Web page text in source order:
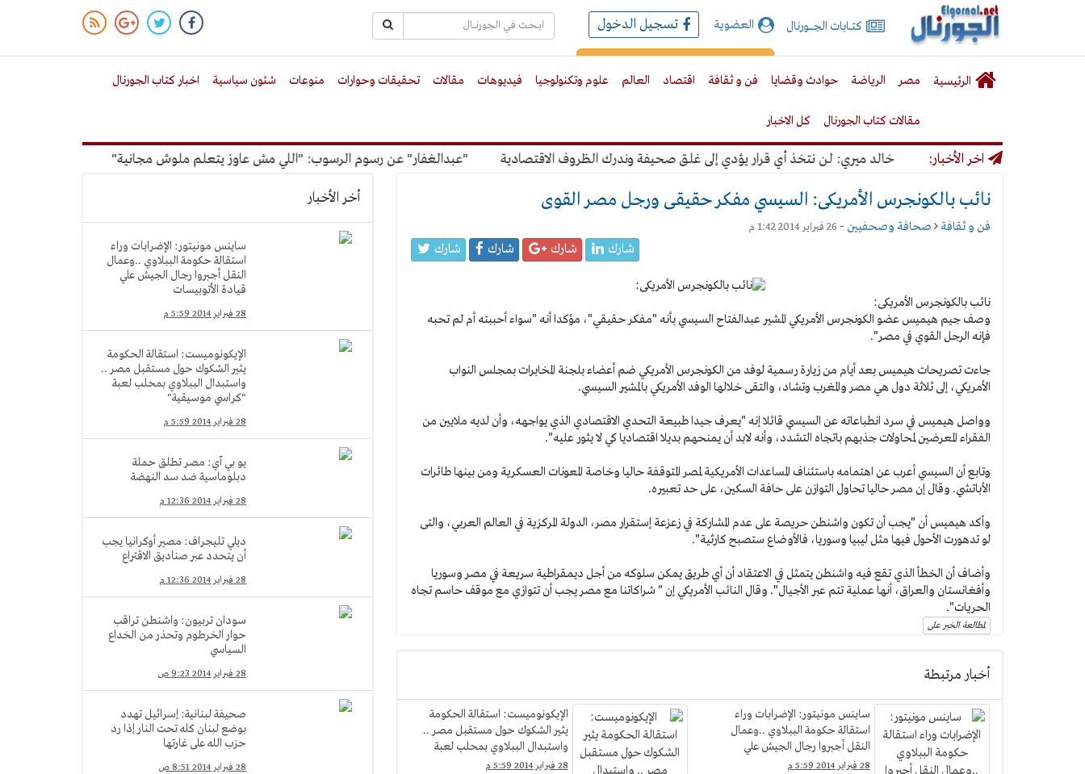
الجورنال
نت
كتـــابات الجـــــورنال العضوية تسجيل الدخول
الرئيسية مصر الرياضة حوادث وقضايا فن و ثقافة اقتصاد العالم علوم وتكنولوجيا فيديوهات مقالات تحقيقات وحوارات منوعات شئون سياسية اخبار كتاب الجورنال
مقالات كتاب الجورنال كل الاخبار
اخر الأخبار: خالد ميري: لن نتخذ أي قرار يؤدي إلى غلق صحيفة وندرك الظروف الاقتصادية "عبدالغفار" عن رسوم الرسوب: "اللي مش عاوز يتعلم ملوش مجانية"
نائب بالكونجرس الأمريكى: السيسي مفكر حقيقى ورجل مصر القوى
فن و ثقافة صحافة وصحفيين - 26 فبراير 2014 1:42 م
شارك شارك شارك شارك
نائب بالكونجرس الأمريكى:
وصف جيم هيميس عضو الكونجرس الأمريكي المشير عبدالفتاح السيسي بأنه "مفكر حقيقي"، مؤكدا أنه "سواء أحببته أم لم تحبه
فإنه الرجل القوي في مصر".
جاءت تصريحات هيميس بعد أيام من زيارة رسمية لوفد من الكونجرس الأمريكي ضم أعضاء بلجنة المخابرات بمجلس النواب
الأمريكي، إلى ثلاثة دول هي مصر والمغرب وتشاد، والتقى خلالها الوفد الأمريكي بالمشير السيسي.
وواصل هيميس في سرد انطباعاته عن السيسي قائلا إنه "يعرف جيدا طبيعة التحدي الاقتصادي الذي يواجهه، وأن لديه ملايين من
الفقراء المعرضين لمحاولات جذبهم باتجاه التشدد، وأنه لابد أن يمنحهم بديلا اقتصاديا كي لا يثور عليه".
وتابع أن السيسي أعرب عن اهتمامه باستئناف المساعدات الأمريكية لمصر المتوقفة حاليا وخاصة المعونات العسكرية ومن بينها طائرات
الأباتشي. وقال إن مصر حاليا تحاول التوازن على حافة السكين، على حد تعبيره.
وأكد هيميس أن "يجب أن تكون واشنطن حريصة على عدم المشاركة في زعزعة إستقرار مصر، الدولة المركزية في العالم العربي، والتى
لو تدهورت الأحول فيها مثل ليبيا وسوريا، فالأوضاع ستصبح كارثية".
وأضاف أن الخطأ الذي تقع فيه واشنطن يتمثل في الاعتقاد أن أي طريق يمكن سلوكه من أجل ديمقراطية سريعة في مصر وسوريا
وأفغانستان والعراق، أنها عملية تتم عبر الأجيال". وقال النائب الأمريكي إن " شراكاتنا مع مصر يجب أن تتوازي مع موقف حاسم تجاه
الحريات".
لمطالعة الخبر على
أخبار مرتبطة
ساينس مونيتور: الإضرابات وراء
استقالة حكومة الببلاوي ..وعمال
النقل أجبروا رجال الجيش علي
قيادة الأتوبيسات
28 فبراير 2014 5:59 م
الإيكونوميست: استقالة الحكومة
يثير الشكوك حول مستقبل مصر ..
واستبدال الببلاوي بمحلب لعبة
"كراسي موسيقية"
28 فبراير 2014 5:59 م
أخر الأخبار
ساينس مونيتور: الإضرابات وراء
استقالة حكومة الببلاوي ..وعمال
النقل أجبروا رجال الجيش علي
قيادة الأتوبيسات
28 فبراير 2014 5:59 م
الإيكونوميست: استقالة الحكومة
يثير الشكوك حول مستقبل مصر ..
واستبدال الببلاوي بمحلب لعبة
"كراسي موسيقية"
28 فبراير 2014 5:59 م
يو بي آي: مصر تطلق حملة
دبلوماسية ضد سد النهضة
28 فبراير 2014 12:36 م
ديلي تليجراف: مصير أوكرانيا يجب
أن يتحدد عبر صناديق الاقتراع
28 فبراير 2014 12:36 م
سودان تربيون: واشنطن تراقب
حوار الخرطوم وتحذر من الخداع
السياسي
28 فبراير 2014 9:23 ص
صحيفة لبنانية: إسرائيل تهدد
بوضع لبنان كله تحت النار إذا رد
حزب الله على غارتها
28 فبراير 2014 8:51 ص